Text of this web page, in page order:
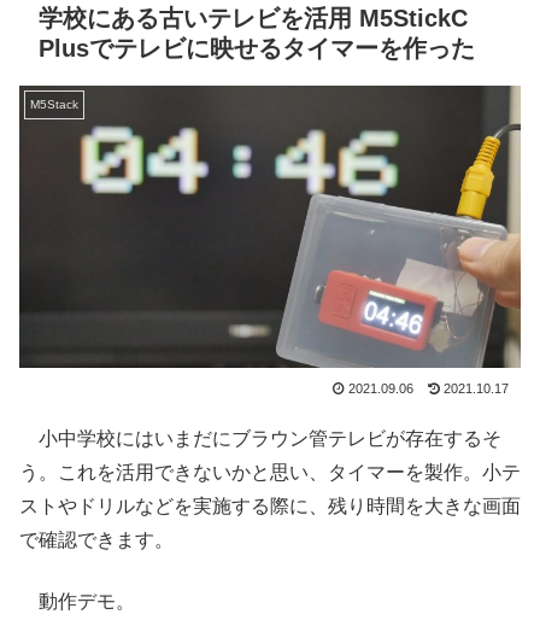
学校にある古いテレビを活用 M5StickC
Plusでテレビに映せるタイマーを作った
M5Stack
2021.09.06 2021.10.17
小中学校にはいまだにブラウン管テレビが存在するそ
う。これを活用できないかと思い、タイマーを製作。小テ
ストやドリルなどを実施する際に、残り時間を大きな画面
で確認できます。
動作デモ。